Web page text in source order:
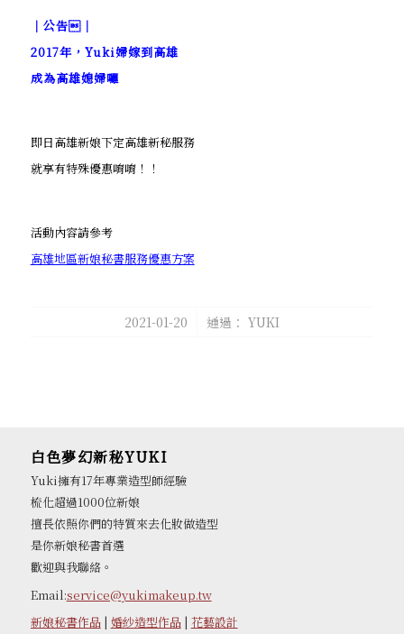
｜公告｜
2017年，Yuki婦嫁到高雄
成為高雄媳婦囉
即日高雄新娘下定高雄新秘服務
就享有特殊優惠唷唷！！
活動內容請參考
高雄地區新娘秘書服務優惠方案
2021-01-20
/ 通過： YUKI
白色夢幻新秘YUKI
Yuki擁有17年專業造型師經驗
梳化超過1000位新娘
擅長依照你們的特質來去化妝做造型
是你新娘秘書首選
歡迎與我聯絡。
Email:service@yukimakeup.tw
新娘秘書作品| 婚紗造型作品| 花藝設計